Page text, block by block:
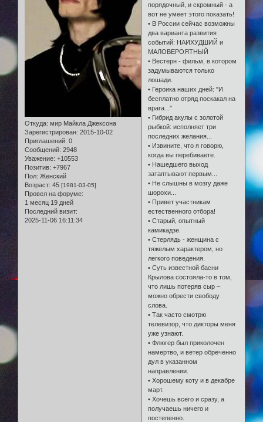
Откуда: мир Майкла Джексона
Зарегистрирован: 2015-10-02
Приглашений: 0
Сообщений: 2948
Уважение: +10553
Позитив: +7967
Пол: Женский
Возраст: 45 [1981-03-05]
Провел на форуме:
1 месяц 19 дней
Последний визит:
2025-11-06 16:11:34
порядочный, и скромный - а
вот не умеет этого показать!
• В России сейчас возможны
два варианта развития
событий: НАИХУДШИЙ и
МАЛОВЕРОЯТНЫЙ
• Вестерн - фильм, в котором
задумываются только
лошади.
• Героика наших дней: "И
бесплатно отряд поскакал на
врага..."
• Гибрид акулы с золотой
рыбкой: исполняет три
последних желания...
• Извините, что я говорю,
когда вы перебиваете.
• Нашедшего выход
затаптывают первым...
• Не слышны в мозгу даже
шорохи...
• Привет участникам
естественного отбора!
• Старый, опытный
камикадзе.
• Стерлядь - женщина с
тяжелым характером, но
легкого поведения.
• Суть известной басни
Крылова состояла-то в том,
что лишь потеряв сыр –
можно обрести свободу
слова.
• Так часто смотрю
телевизор, что дикторы меня
уже узнают.
• Флюгер был приколочен
намертво, и ветер обреченно
дул в указанном
направлении.
• Хорошему коту и в декабре
март.
• Хочешь всего и сразу, а
получаешь ничего и
постепенно.